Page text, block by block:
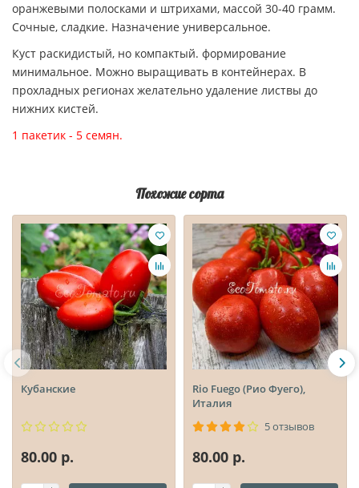
оранжевыми полосками и штрихами, массой 30-40 грамм.
Сочные, сладкие. Назначение универсальное.
Куст раскидистый, но компактый. формирование
минимальное. Можно выращивать в контейнерах. В
прохладных регионах желательно удаление листвы до
нижних кистей.
1 пакетик - 5 семян.
Похожие сорта
Кубанские
80.00 р.
Rio Fuego (Рио Фуего),
Италия
5 отзывов
80.00 р.